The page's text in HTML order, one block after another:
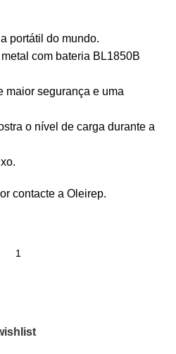
portátil do mundo.
com bateria BL1850B
maior segurança e uma
o nível de carga durante a
contacte a Oleirep.